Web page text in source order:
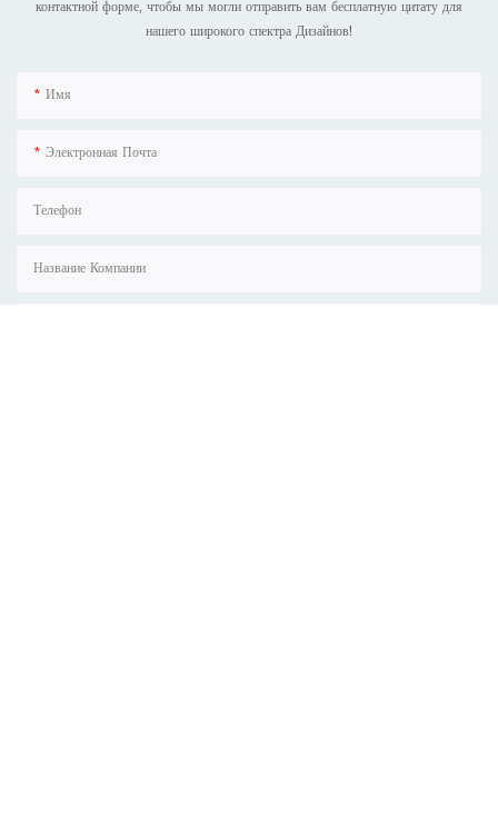
контактной форме, чтобы мы могли отправить вам бесплатную цитату для
нашего широкого спектра Дизайнов!
Имя
Электронная Почта
Телефон
Название Компании